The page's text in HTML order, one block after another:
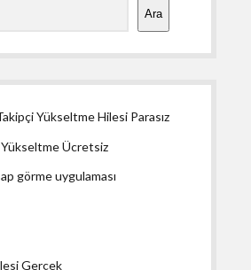
Ara
Yükseltme Hilesi Parasız
Ücretsiz
görme uygulaması
Gerçek